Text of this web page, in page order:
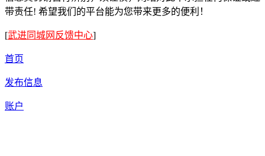
带责任! 希望我们的平台能为您带来更多的便利！
[武进同城网反馈中心]
首页
发布信息
账户